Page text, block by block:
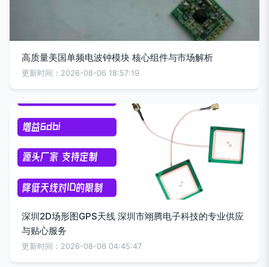
高质量美国单频电波钟模块 核心组件与市场解析
更新时间：2026-08-06 18:57:19
深圳2D场形图GPS天线 深圳市翊腾电子科技的专业供应
与贴心服务
更新时间：2026-08-06 04:45:47